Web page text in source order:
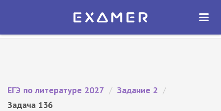
Экзамер — ЕГЭ 2027
ОТКРЫТЬ
ЕГЭ по литературе 2027 / Задание 2 /
Задача 136